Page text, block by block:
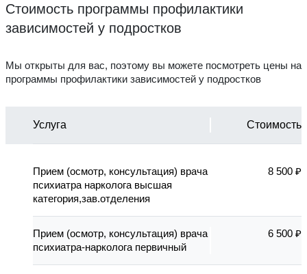
Стоимость программы профилактики
зависимостей у подростков
Мы открыты для вас, поэтому вы можете посмотреть цены на
программы профилактики зависимостей у подростков
Услуга Стоимость
Прием (осмотр, консультация) врача
психиатра нарколога высшая
категория,зав.отделения
8 500 ₽
Прием (осмотр, консультация) врача
психиатра-нарколога первичный
6 500 ₽